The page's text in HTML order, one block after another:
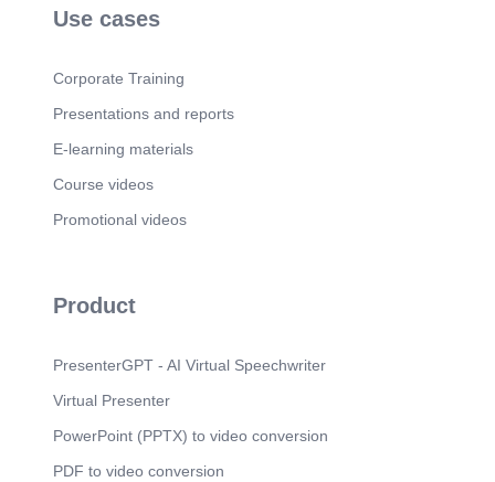
Use cases
Corporate Training
Presentations and reports
E-learning materials
Course videos
Promotional videos
Product
PresenterGPT - AI Virtual Speechwriter
Virtual Presenter
PowerPoint (PPTX) to video conversion
PDF to video conversion